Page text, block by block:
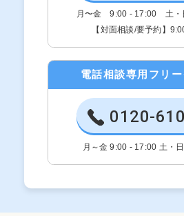
月〜金 9:00 - 17:00 土・
【対面相談/要予約】
電話相談専用フリ
0120-
月～金 9:00 - 17:00 土・